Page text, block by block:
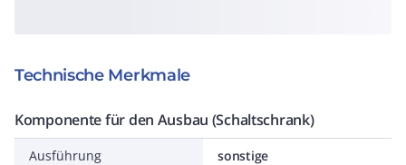
Technische Merkmale
Komponente für den Ausbau (Schaltschrank)
Ausführung
sonstige